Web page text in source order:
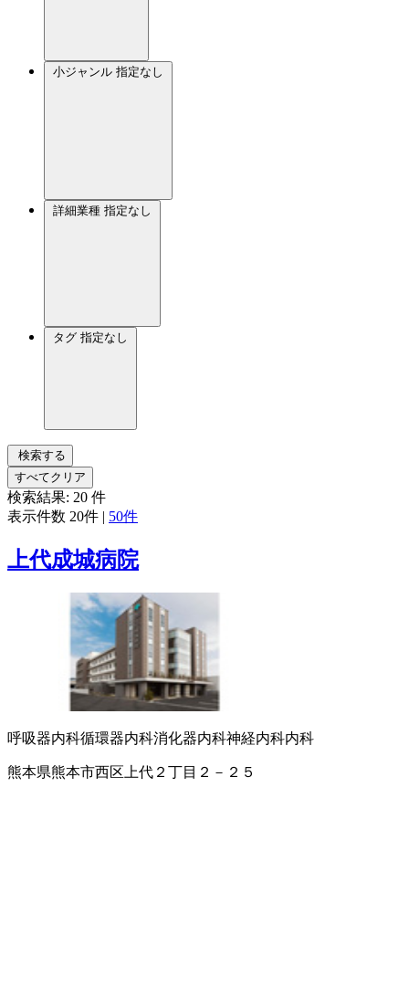
小ジャンル 指定なし
詳細業種 指定なし
タグ 指定なし
検索する
すべてクリア
検索結果: 20 件
表示件数 20件 | 50件
上代成城病院
呼吸器内科循環器内科消化器内科神経内科内科
熊本県熊本市西区上代２丁目２－２５